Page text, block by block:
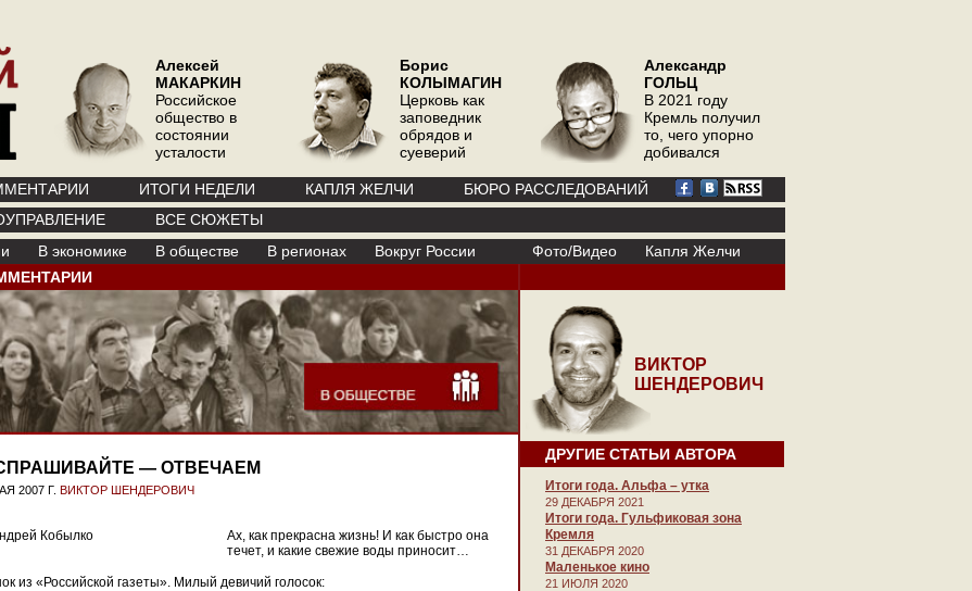
Алексей
МАКАРКИН
Российское
общество в
состоянии
усталости
Борис
КОЛЫМАГИН
Церковь как
заповедник
обрядов и
суеверий
Александр
ГОЛЬЦ
В 2021 году
Кремль получил
то, чего упорно
добивался
ИТОГИ НЕДЕЛИ КАПЛЯ ЖЕЛЧИ
БЮРО РАССЛЕДОВАНИЙ
ВСЕ СЮЖЕТЫ
В экономике В обществе В регионах Вокруг России Фото/Видео
Капля Желчи
— ОТВЕЧАЕМ
2007 Г. ВИКТОР ШЕНДЕРОВИЧ
Ах, как прекрасна жизнь! И как быстро она
течет, и какие свежие воды приносит…
из «Российской газеты». Милый девичий голосок:
ВИКТОР
ШЕНДЕРОВИЧ
ДРУГИЕ СТАТЬИ АВТОРА
Итоги года. Альфа – утка
29 ДЕКАБРЯ 2021
Итоги года. Гульфиковая зона
Кремля
31 ДЕКАБРЯ 2020
Маленькое кино
21 ИЮЛЯ 2020